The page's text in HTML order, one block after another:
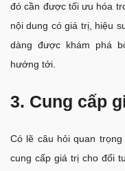
đó cần được tối ưu hóa
nội dung có giá trị, hiệu
dàng được khám phá
hướng tới.
3. Cung cấp
Có lẽ câu hỏi quan
cung cấp giá trị cho đối